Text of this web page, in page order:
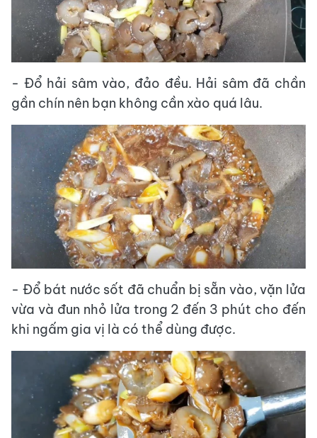
- Đổ hải sâm vào, đảo đều. Hải sâm đã chần
gần chín nên bạn không cần xào quá lâu.
- Đổ bát nước sốt đã chuẩn bị sẵn vào, vặn lửa
vừa và đun nhỏ lửa trong 2 đến 3 phút cho đến
khi ngấm gia vị là có thể dùng được.